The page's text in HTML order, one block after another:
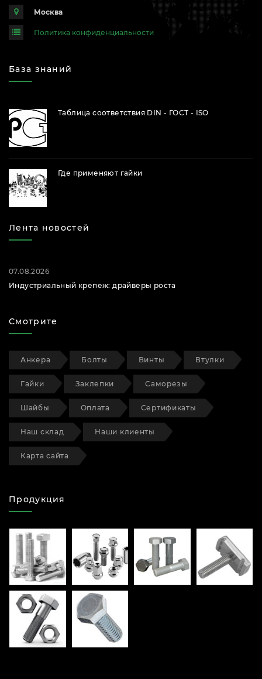
Москва
Политика конфиденциальности
База знаний
Таблица соответствия DIN - ГОСТ - ISO
Где применяют гайки
Лента новостей
07.08.2026
Индустриальный крепеж: драйверы роста
Смотрите
Анкера Болты Винты Втулки
Гайки Заклепки Саморезы
Шайбы Оплата Сертификаты
Наш склад Наши клиенты
Карта сайта
Продукция